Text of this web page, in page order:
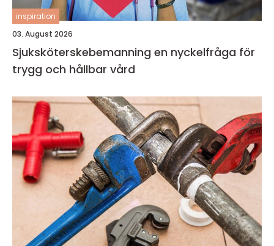
inspiration
03. August 2026
Sjuksköterskebemanning en nyckelfråga för
trygg och hållbar vård